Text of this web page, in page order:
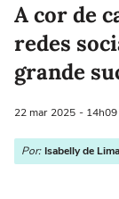
A cor de
redes
grande
22 mar 2025 - 14h09
Por: Isabelly de